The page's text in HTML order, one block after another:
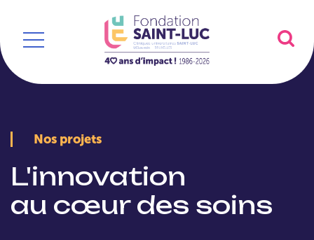
Nos projets
L'innovation
au cœur des soins